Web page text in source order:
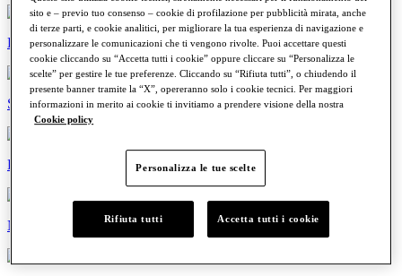
Elettriche e ibride
SUV e crossover
Familiari
Neopatentati
sito e – previo tuo consenso – cookie di profilazione per pubblicità mirata, anche
di terze parti, e cookie analitici, per migliorare la tua esperienza di navigazione e
personalizzare le comunicazioni che ti vengono rivolte. Puoi accettare questi
cookie cliccando su “Accetta tutti i cookie” oppure cliccare su “Personalizza le
scelte” per gestire le tue preferenze. Cliccando su “Rifiuta tutti”, o chiudendo il
presente banner tramite la “X”, opereranno solo i cookie tecnici. Per maggiori
informazioni in merito ai cookie ti invitiamo a prendere visione della nostra
Cookie policy
Personalizza le tue scelte
Rifiuta tutti Accetta tutti i cookie